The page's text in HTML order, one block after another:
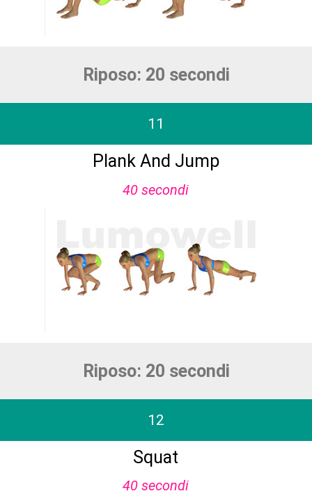
Riposo: 20 secondi
11
Plank And Jump
40 secondi
Riposo: 20 secondi
12
Squat
40 secondi